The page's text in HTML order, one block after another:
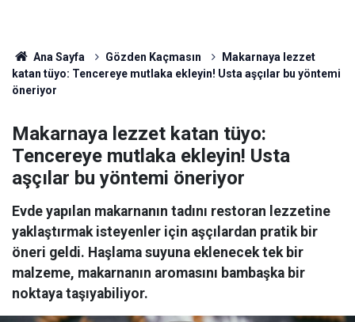
Ana Sayfa Gözden Kaçmasın
Makarnaya lezzet
katan tüyo: Tencereye mutlaka ekleyin! Usta aşçılar bu yöntemi
öneriyor
Makarnaya lezzet katan tüyo:
Tencereye mutlaka ekleyin! Usta
aşçılar bu yöntemi öneriyor
Evde yapılan makarnanın tadını restoran lezzetine
yaklaştırmak isteyenler için aşçılardan pratik bir
öneri geldi. Haşlama suyuna eklenecek tek bir
malzeme, makarnanın aromasını bambaşka bir
noktaya taşıyabiliyor.